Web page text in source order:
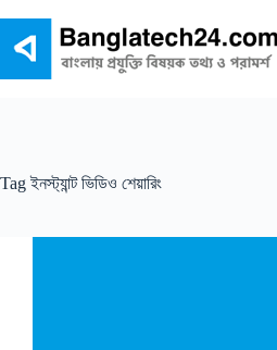
content
Tagইনস্ট্যান্ট ভিডিও শেয়ারিং